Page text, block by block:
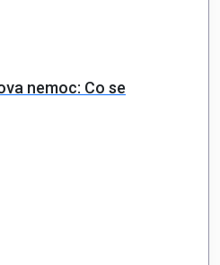
nemoc: Co se